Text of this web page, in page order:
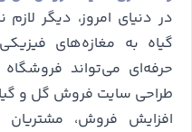
در دنیای امروز، دیگر
گیاه به مغازه‌های
حرفه‌ای می‌تواند فروشگاه
طراحی سایت فروش گل و
افزایش فروش، مشتریان